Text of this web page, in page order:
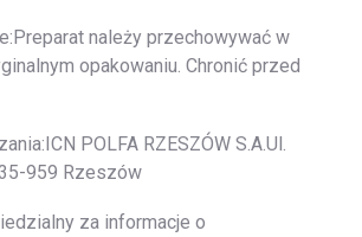
należy przechowywać w
opakowaniu. Chronić przed
POLFA RZESZÓW S.A.Ul.
959 Rzeszów
za informacje o